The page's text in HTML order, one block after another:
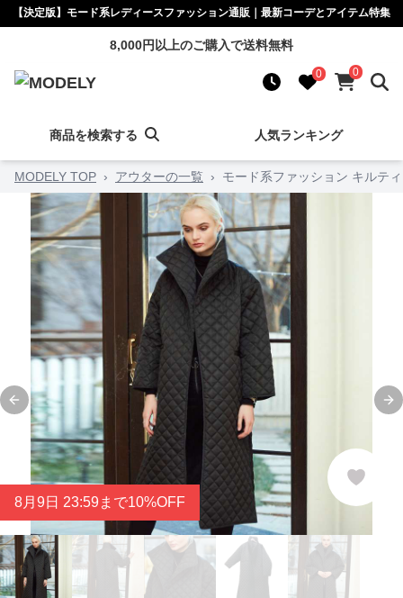
【決定版】モード系レディースファッション通販｜最新コーデとアイテム特集
8,000円以上のご購入で送料無料
0 0
商品を検索する 人気ランキング
MODELY TOP › アウターの一覧 › モード系ファッション キルテ
Previous slide
8月 9 日 23:59まで10%OFF